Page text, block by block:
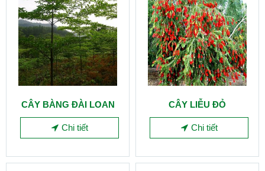
CÂY BÀNG ĐÀI LOAN
Chi tiết
CÂY LIỄU ĐỎ
Chi tiết